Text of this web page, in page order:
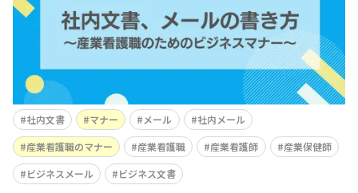
る内容です。特に社内ルールに合わせたポイントや、避け
社内文書 マナー メール
社内メール
産業看護職のマナー
産業看護職 産業看護師
産業保健師
ビジネスメール
ビジネス文書